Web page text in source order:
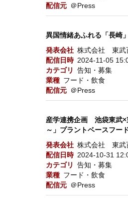
配信元 ＠Press
異国情緒あふれる「長崎
発表会社 株式会社 東武
配信日時 2024-11-05
カテゴリ
告知・募集
業種 フード・飲食
配信元 ＠Press
産学連携企画 池袋東武×
～」プラントベースフー
発表会社 株式会社 東武
配信日時 2024-10-31
カテゴリ
告知・募集
業種 フード・飲食
配信元 ＠Press